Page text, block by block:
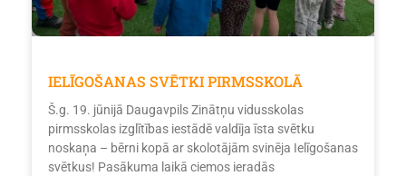
IELĪGOŠANAS SVĒTKI PIRMSSKOLĀ
Š.g. 19. jūnijā Daugavpils Zinātņu vidusskolas
pirmsskolas izglītības iestādē valdīja īsta svētku
noskaņa – bērni kopā ar skolotājām svinēja Ielīgošanas
svētkus! Pasākuma laikā ciemos ieradās